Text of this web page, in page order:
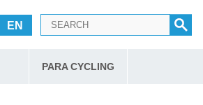
EN
PARA CYCLING